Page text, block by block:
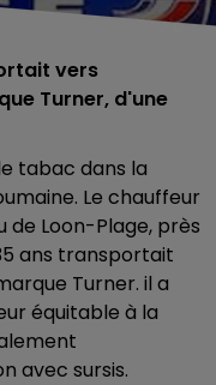
vers
Turner, d'une
tabac dans la
Le chauffeur
de Loon-Plage, près
ans transportait
Turner. il a
équitable à la
avec sursis.